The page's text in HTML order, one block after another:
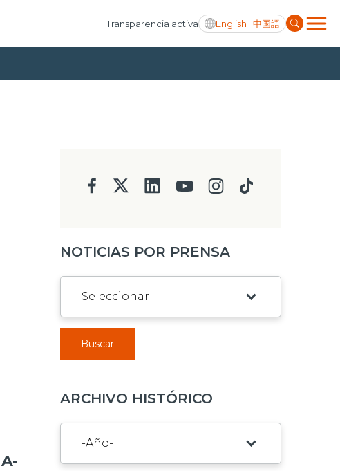
Transparencia activa English 中国語
A-
NOTICIAS POR PRENSA
Buscar
ARCHIVO HISTÓRICO